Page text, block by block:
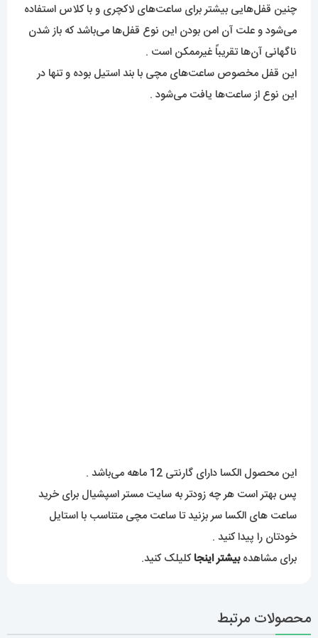
چنین قفل‌هایی بیشتر برای ساعت‌های لاکچری و با کلاس استفاده
می‌شود و علت آن امن بودن این نوع قفل‌ها می‌باشد که باز شدن
ناگهانی آن‌ها تقریباً غیرممکن است .
این قفل مخصوص ساعت‌های مچی با بند استیل بوده و تنها در
این نوع از ساعت‌ها یافت می‌شود .
محصولات مرتبط